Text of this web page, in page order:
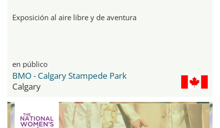
Exposición al aire libre y de aventura
en público
BMO - Calgary Stampede Park
Calgary